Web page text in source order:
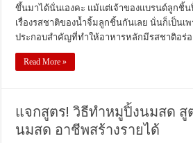
ขึ้นมาได้นั่นเองคะ แม้แต่เจ้าของแบรนด์ลูกชิ้
เรื่องรสชาติของน้ำจิ้มลูกชิ้นกันเลย นั่นก็เป็นเ
ประกอบสำคัญที่ทำให้อาหารหลักมีรสชาติอร่
Read More »
แจกสูตร! วิธีทำหมูปิ้งนมสด สู
นมสด อาชีพสร้างรายได้